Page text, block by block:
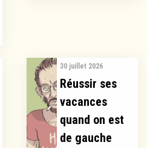
30 juillet 2026
Réussir ses
vacances
quand on est
de gauche